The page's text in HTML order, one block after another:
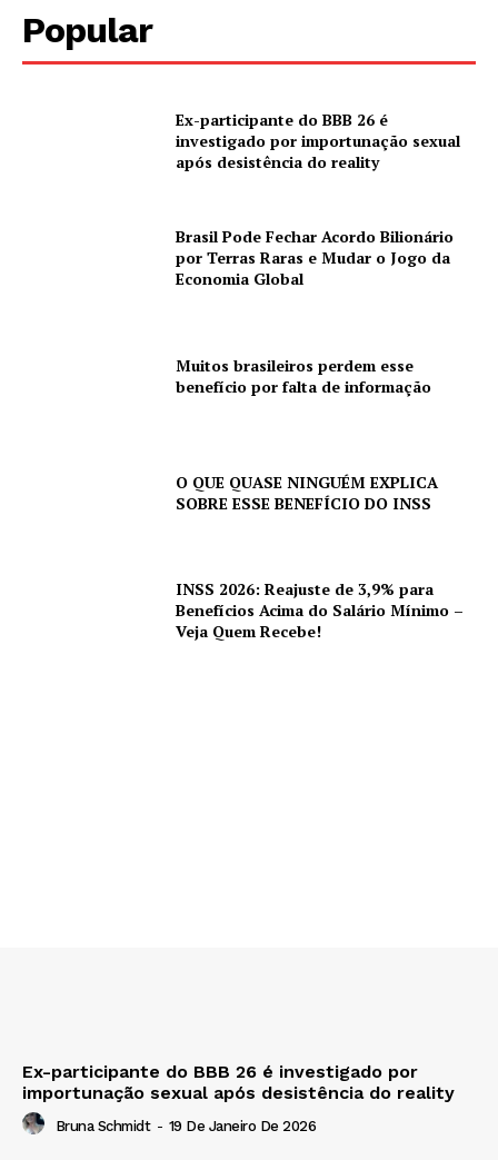
Popular
Ex-participante do BBB 26 é
investigado por importunação sexual
após desistência do reality
Brasil Pode Fechar Acordo Bilionário
por Terras Raras e Mudar o Jogo da
Economia Global
Muitos brasileiros perdem esse
benefício por falta de informação
O QUE QUASE NINGUÉM EXPLICA
SOBRE ESSE BENEFÍCIO DO INSS
INSS 2026: Reajuste de 3,9% para
Benefícios Acima do Salário Mínimo –
Veja Quem Recebe!
Ex-participante do BBB 26 é investigado por
importunação sexual após desistência do reality
Bruna Schmidt - 19 De Janeiro De 2026